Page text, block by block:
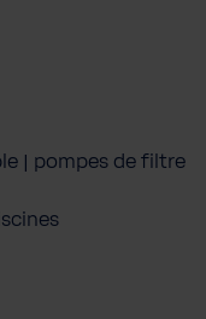
| pompes de filtre